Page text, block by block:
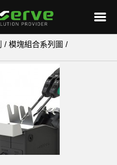
模塊組合系列圖